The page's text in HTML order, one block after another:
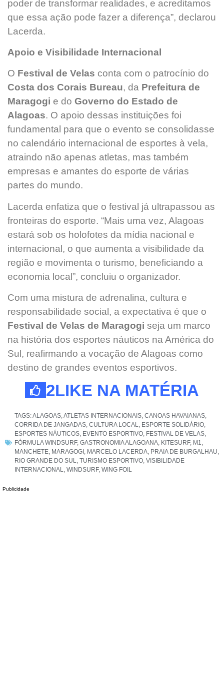
poder de transformar realidades, e acreditamos
que essa ação pode fazer a diferença”, declarou
Lacerda.
Apoio e Visibilidade Internacional
O Festival de Velas conta com o patrocínio do
Costa dos Corais Bureau, da Prefeitura de
Maragogi e do Governo do Estado de
Alagoas. O apoio dessas instituições foi
fundamental para que o evento se consolidasse
no calendário internacional de esportes à vela,
atraindo não apenas atletas, mas também
empresas e amantes do esporte de várias
partes do mundo.
Lacerda enfatiza que o festival já ultrapassou as
fronteiras do esporte. “Mais uma vez, Alagoas
estará sob os holofotes da mídia nacional e
internacional, o que aumenta a visibilidade da
região e movimenta o turismo, beneficiando a
economia local”, concluiu o organizador.
Com uma mistura de adrenalina, cultura e
responsabilidade social, a expectativa é que o
Festival de Velas de Maragogi seja um marco
na história dos esportes náuticos na América do
Sul, reafirmando a vocação de Alagoas como
destino de grandes eventos esportivos.
2LIKE NA MATÉRIA
TAGS:ALAGOAS ATLETAS INTERNACIONAIS CANOAS HAVAIANAS
CORRIDA DE JANGADAS CULTURA LOCAL ESPORTE SOLIDÁRIO
ESPORTES NÁUTICOS EVENTO ESPORTIVO FESTIVAL DE VELAS
FÓRMULA WINDSURF, GASTRONOMIA ALAGOANA KITESURF, M1
MANCHETE MARAGOGI MARCELO LACERDA PRAIA DE BURGALHAU
RIO GRANDE DO SUL
TURISMO ESPORTIVO VISIBILIDADE
INTERNACIONAL
WINDSURF, WING FOIL
Publicidade